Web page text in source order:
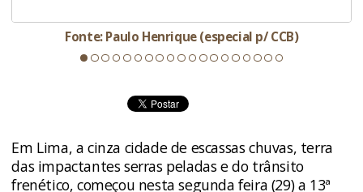
Fonte: Paulo Henrique (especial p/ CCB)
Em Lima, a cinza cidade de escassas chuvas, terra
das impactantes serras peladas e do trânsito
frenético, começou nesta segunda feira (29) a 13ª